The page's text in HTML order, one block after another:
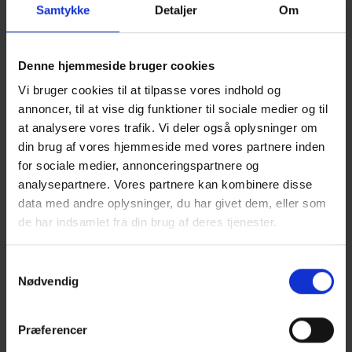
Samtykke Detaljer Om
Denne hjemmeside bruger cookies
Vi bruger cookies til at tilpasse vores indhold og
annoncer, til at vise dig funktioner til sociale medier og til
at analysere vores trafik. Vi deler også oplysninger om
din brug af vores hjemmeside med vores partnere inden
for sociale medier, annonceringspartnere og
analysepartnere. Vores partnere kan kombinere disse
data med andre oplysninger, du har givet dem, eller som
de har indsamlet fra din brug af deres tjenester.
Nødvendig
Præferencer
TRÆ 74 TRÆTERRASSER
SAMT TAGTERRASSER